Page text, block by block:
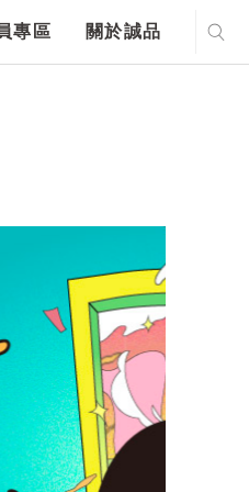
專區 關於誠品